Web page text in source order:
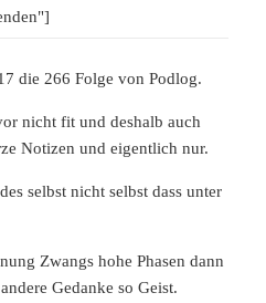
die 266 Folge von Podlog.
nicht fit und deshalb auch
Notizen und eigentlich nur.
selbst nicht selbst dass unter
Zwangs hohe Phasen dann
Gedanke so Geist.